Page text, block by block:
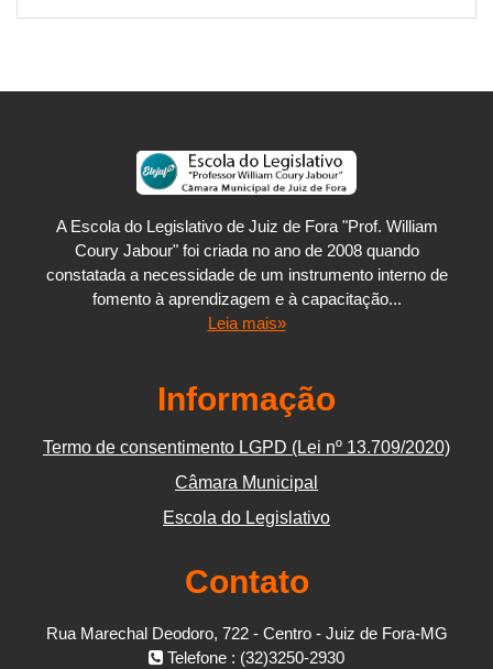
A Escola do Legislativo de Juiz de Fora "Prof. William
Coury Jabour" foi criada no ano de 2008 quando
constatada a necessidade de um instrumento interno de
fomento à aprendizagem e à capacitação...
Leia mais»
Informação
Termo de consentimento LGPD (Lei nº 13.709/2020)
Câmara Municipal
Escola do Legislativo
Contato
Rua Marechal Deodoro, 722 - Centro - Juiz de Fora-MG
Telefone : (32)3250-2930